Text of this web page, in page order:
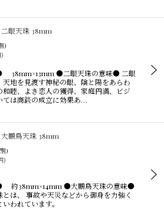
眼天珠 38mm
)
)
38mm×13mm ●二眼天珠の意味● 二眼
天地を見渡す神秘の眼、陰と陽をあらわ
和睦、よき恋人の獲得、家庭円満、ビジ
ては商談の成立に効果あ…
鵬鳥天珠 38mm
)
)
約38mm×14mm ●大鵬鳥天珠の意味●
とは、 事故や天災などから御身を力強く
われています。